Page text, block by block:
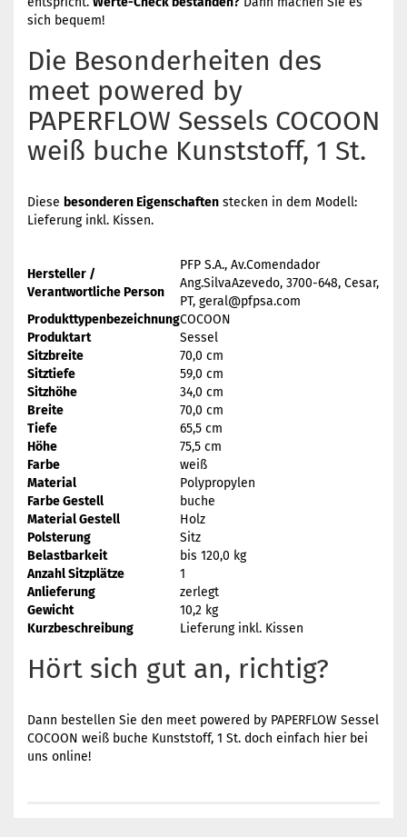
sich bequem!
Die Besonderheiten des
meet powered by
PAPERFLOW Sessels COCOON
weiß buche Kunststoff, 1 St.
Diese besonderen Eigenschaften stecken in dem Modell:
Lieferung inkl. Kissen.
Hersteller /
Verantwortliche Person
PFP S.A., Av.Comendador
Ang.SilvaAzevedo, 3700-648, Cesar,
PT, geral@pfpsa.com
ProdukttypenbezeichnungCOCOON
Produktart
Sessel
Sitzbreite
70,0 cm
Sitztiefe
59,0 cm
Sitzhöhe
34,0 cm
Breite
70,0 cm
Tiefe
65,5 cm
Höhe
75,5 cm
Farbe
weiß
Material
Polypropylen
Farbe Gestell
buche
Material Gestell
Holz
Polsterung
Sitz
Belastbarkeit
bis 120,0 kg
Anzahl Sitzplätze
1
Anlieferung
zerlegt
Gewicht
10,2 kg
Kurzbeschreibung
Lieferung inkl. Kissen
Hört sich gut an, richtig?
Dann bestellen Sie den meet powered by PAPERFLOW Sessel
COCOON weiß buche Kunststoff, 1 St. doch einfach hier bei
uns online!